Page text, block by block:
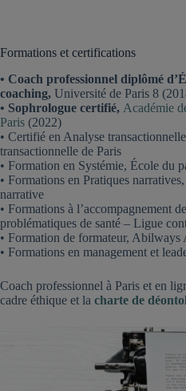
Formations et certifications
• Coach professionnel diplômé
coaching, Université de Paris 8
• Sophrologue certifié, Académie
Paris (2022)
• Certifié en Analyse
transactionnelle de Paris
• Formation en Systémie, École du
• Formations en Pratiques
narrative
• Formations à l’accompagnement
problématiques de santé – Ligue
• Formation de formateur, Abilways
• Formations en management et
Coach professionnel à Paris et en
cadre éthique et la charte de